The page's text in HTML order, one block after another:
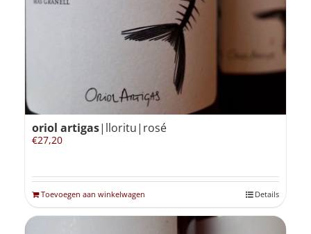
oriol artigas|lloritu|rosé
€27,20
Toevoegen aan winkelwagen Details